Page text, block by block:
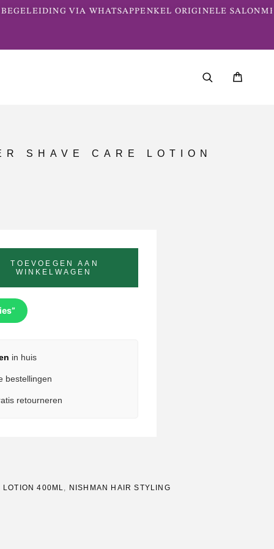
VIA WHATSAPPENKEL ORIGINELE
SHAVE CARE LOTION
TOEVOEGEN AAN
WINKELWAGEN
in huis
bestellingen
retourneren
LOTION 400ML, NISHMAN HAIR STYLING